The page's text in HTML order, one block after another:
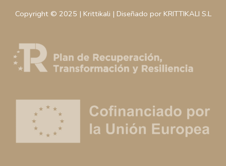
Copyright © 2025 | Krittikali | Diseñado por KRITTIKALI S.L